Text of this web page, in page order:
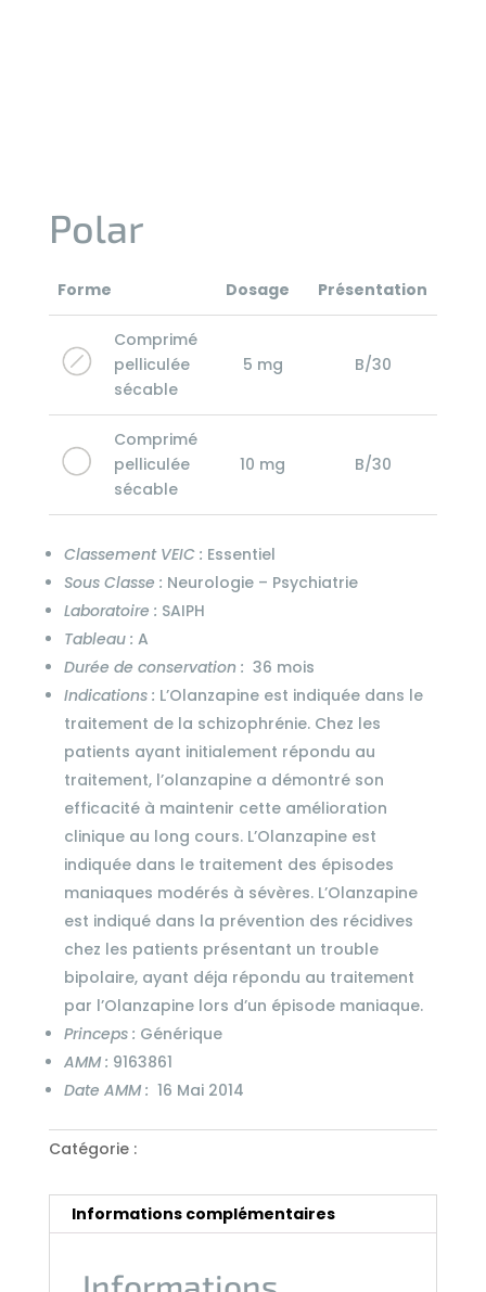
Polar
Forme Dosage Présentation
Comprimé
pelliculée
sécable
5 mg B/30
Comprimé
pelliculée
sécable
10 mg B/30
Classement VEIC : Essentiel
Sous Classe : Neurologie – Psychiatrie
Laboratoire : SAIPH
Tableau : A
Durée de conservation : 36 mois
Indications : L’Olanzapine est indiquée dans le
traitement de la schizophrénie. Chez les
patients ayant initialement répondu au
traitement, l’olanzapine a démontré son
efficacité à maintenir cette amélioration
clinique au long cours. L’Olanzapine est
indiquée dans le traitement des épisodes
maniaques modérés à sévères. L’Olanzapine
est indiqué dans la prévention des récidives
chez les patients présentant un trouble
bipolaire, ayant déja répondu au traitement
par l’Olanzapine lors d’un épisode maniaque.
Princeps : Générique
AMM : 9163861
Date AMM : 16 Mai 2014
Catégorie :
Informations complémentaires